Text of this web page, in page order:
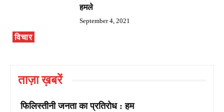
विचार
हमले
September 4, 2021
ताज़ा ख़बरें
फिलिस्तीनी जनता का प्रतिरोध : हम